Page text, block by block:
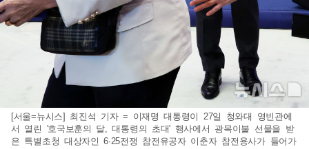
[서울=뉴시스] 최진석 기자 = 이재명 대통령이 27일 청와대 영빈관에
서 열린 '호국보훈의 달, 대통령의 초대' 행사에서 광목이불 선물을 받
은 특별초청 대상자인 6·25전쟁 참전유공자 이춘자 참전용사가 들어가